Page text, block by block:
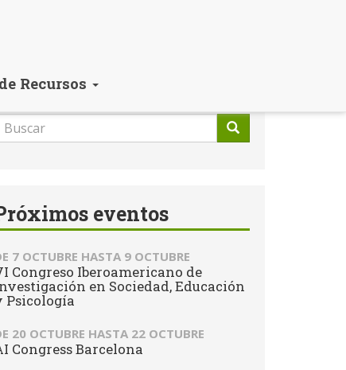
Recursos
Formulario
eventos
7 OCTUBRE HASTA 9 OCTUBRE
Congreso Iberoamericano de
en Sociedad, Educación
Psicología
20 OCTUBRE HASTA 22 OCTUBRE
Congress Barcelona